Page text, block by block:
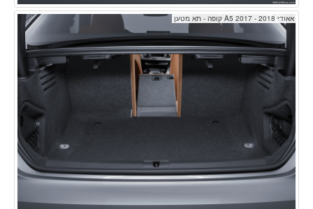
אאודי A5 2017 - 2018 קופה - תא מטען